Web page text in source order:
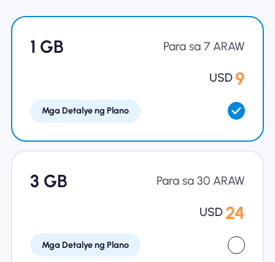
Gamit ang isang ESIM
Para sa Negosyo
1 GB Para sa 7 ARAW
USD 9
Mga Detalye ng Plano
3 GB Para sa 30 ARAW
USD 24
Mga Detalye ng Plano